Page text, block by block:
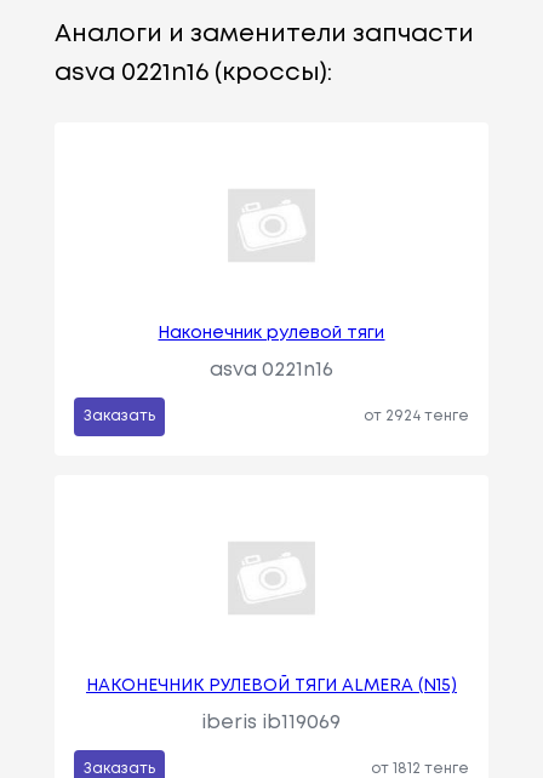
Аналоги и заменители запчасти
asva 0221n16 (кроссы):
Наконечник рулевой тяги
asva 0221n16
Заказать от 2924 тенге
НАКОНЕЧНИК РУЛЕВОЙ ТЯГИ ALMERA (N15)
iberis ib119069
Заказать от 1812 тенге